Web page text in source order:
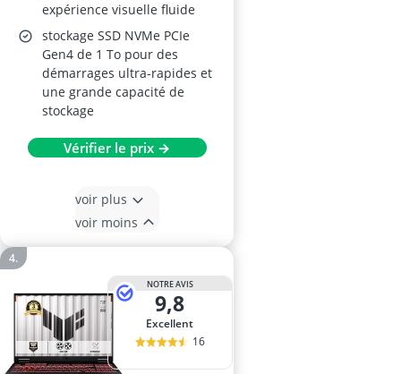
expérience visuelle fluide
stockage SSD NVMe PCIe
Gen4 de 1 To pour des
démarrages ultra-rapides et
une grande capacité de
stockage
Vérifier le prix →
voir plus
voir moins
NOTRE AVIS
9,8
Excellent
16